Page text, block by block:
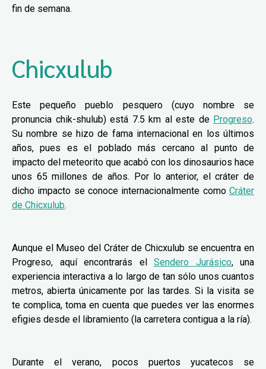
fin de semana.
Chicxulub
Este pequeño pueblo pesquero (cuyo nombre se
pronuncia chik-shulub) está 7.5 km al este de Progreso.
Su nombre se hizo de fama internacional en los últimos
años, pues es el poblado más cercano al punto de
impacto del meteorito que acabó con los dinosaurios hace
unos 65 millones de años. Por lo anterior, el cráter de
dicho impacto se conoce internacionalmente como Cráter
de Chicxulub.
Aunque el Museo del Cráter de Chicxulub se encuentra en
Progreso, aquí encontrarás el Sendero Jurásico, una
experiencia interactiva a lo largo de tan sólo unos cuantos
metros, abierta únicamente por las tardes. Si la visita se
te complica, toma en cuenta que puedes ver las enormes
efigies desde el libramiento (la carretera contigua a la ría).
Durante el verano, pocos puertos yucatecos se